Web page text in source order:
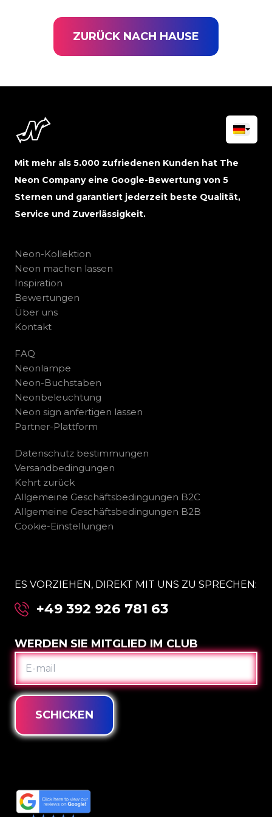
ZURÜCK NACH HAUSE
Mit mehr als 5.000 zufriedenen Kunden hat The
Neon Company eine Google-Bewertung von 5
Sternen und garantiert jederzeit beste Qualität,
Service und Zuverlässigkeit.
Neon-Kollektion
Neon machen lassen
Inspiration
Bewertungen
Über uns
Kontakt
FAQ
Neonlampe
Neon-Buchstaben
Neonbeleuchtung
Neon sign anfertigen lassen
Partner-Plattform
Datenschutz bestimmungen
Versandbedingungen
Kehrt zurück
Allgemeine Geschäftsbedingungen B2C
Allgemeine Geschäftsbedingungen B2B
Cookie-Einstellungen
ES VORZIEHEN, DIREKT MIT UNS ZU SPRECHEN:
+49 392 926 781 63
WERDEN SIE MITGLIED IM CLUB
E-
MAIL
SCHICKEN